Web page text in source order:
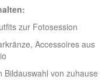
zur Fotosession
Accessoires aus
von zuhause